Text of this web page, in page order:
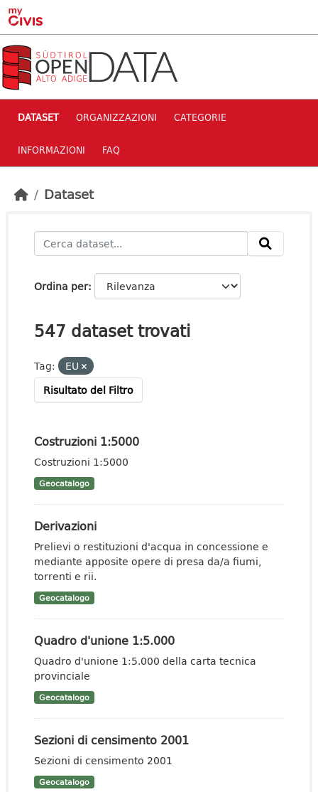
Skip to main content
DATASET ORGANIZZAZIONI CATEGORIE
INFORMAZIONI FAQ
Dataset
Ordina per
547 dataset trovati
Tag:
EU
Risultato del Filtro
Costruzioni 1:5000
Costruzioni 1:5000
Geocatalogo
Derivazioni
Prelievi o restituzioni d'acqua in concessione e
mediante apposite opere di presa da/a fiumi,
torrenti e rii.
Geocatalogo
Quadro d'unione 1:5.000
Quadro d'unione 1:5.000 della carta tecnica
provinciale
Geocatalogo
Sezioni di censimento 2001
Sezioni di censimento 2001
Geocatalogo